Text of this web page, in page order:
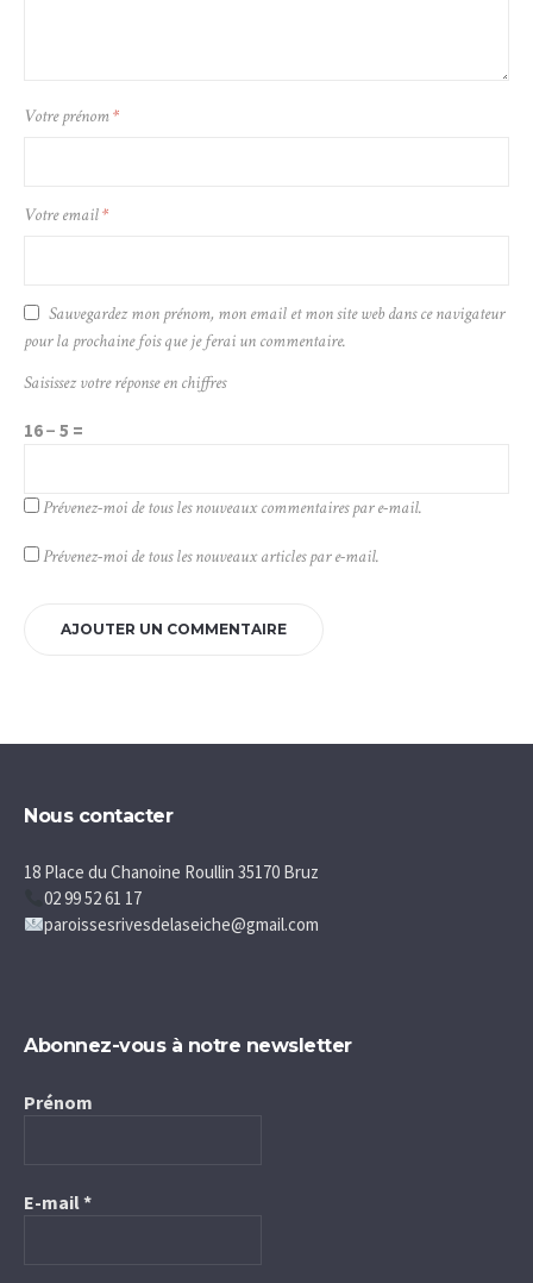
Votre prénom*
Votre email*
Sauvegardez mon prénom, mon email et mon site web dans ce navigateur
pour la prochaine fois que je ferai un commentaire.
Saisissez votre réponse en chiffres
16 − 5 =
Prévenez-moi de tous les nouveaux commentaires par e-mail.
Prévenez-moi de tous les nouveaux articles par e-mail.
Nous contacter
18 Place du Chanoine Roullin 35170 Bruz
02 99 52 61 17
paroissesrivesdelaseiche@gmail.com
Abonnez-vous à notre newsletter
Prénom
E-mail*